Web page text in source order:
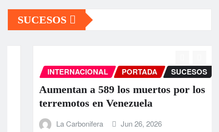
SUCESOS
INTERNACIONAL PORTADA SUCESOS
Aumentan a 589 los muertos por los
terremotos en Venezuela
La Carbonifera Jun 26, 2026